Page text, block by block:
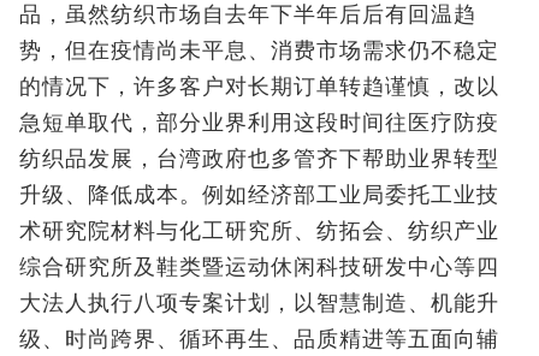
品，虽然纺织市场自去年下半年后后有回温趋
势，但在疫情尚未平息、消费市场需求仍不稳定
的情况下，许多客户对长期订单转趋谨慎，改以
急短单取代，部分业界利用这段时间往医疗防疫
纺织品发展，台湾政府也多管齐下帮助业界转型
升级、降低成本。例如经济部工业局委托工业技
术研究院材料与化工研究所、纺拓会、纺织产业
综合研究所及鞋类暨运动休闲科技研发中心等四
大法人执行八项专案计划，以智慧制造、机能升
级、时尚跨界、循环再生、品质精进等五面向辅